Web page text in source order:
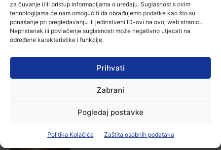
za čuvanje i/ili pristup informacijama o uređaju. Suglasnost s ovim
tehnologijama će nam omogućiti da obrađujemo podatke kao što su
ponašanje pri pregledavanju ili jedinstveni ID-ovi na ovoj web stranici.
Nepristanak ili povlačenje suglasnosti može negativno utjecati na
određene karakteristike i funkcije.
Prihvati
Zabrani
Pogledaj postavke
Politika Kolačića Zaštita osobnih podataka
Aktualno
Za dva tjedna započinje još jedna
Divlja liga
7 kolovoza, 2026
U Županji održana Ljetna škola magije
7 kolovoza, 2026
Aktualno
plovidba na Dunavu